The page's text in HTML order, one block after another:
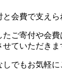
会費で支えら
ご寄付や会費
ていただきま
でもお気軽に